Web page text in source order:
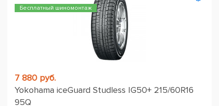
Бесплатный шиномонтаж
7 880 руб.
Yokohama iceGuard Studless IG50+ 215/60R16
95Q